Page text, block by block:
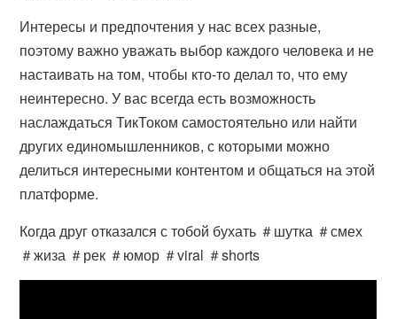
Интересы и предпочтения у нас всех разные,
поэтому важно уважать выбор каждого человека и не
настаивать на том, чтобы кто-то делал то, что ему
неинтересно. У вас всегда есть возможность
наслаждаться ТикТоком самостоятельно или найти
других единомышленников, с которыми можно
делиться интересными контентом и общаться на этой
платформе.
Когда друг отказался с тобой бухать ＃шутка ＃смех
＃жиза ＃рек ＃юмор ＃viral ＃shorts